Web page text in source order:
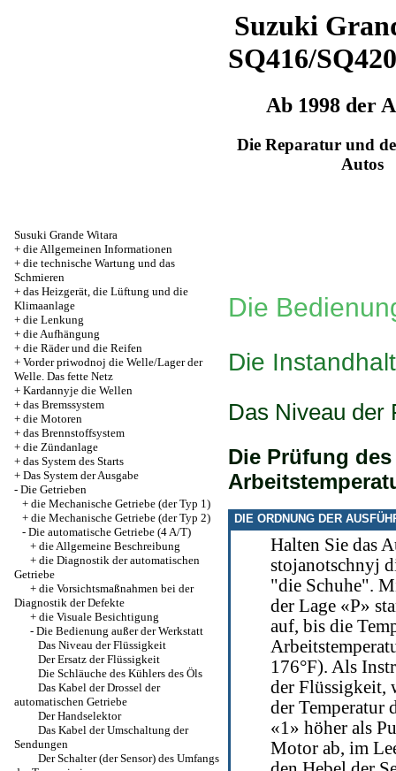
Suzuki
SQ416/
Ab 1998 der
Die Reparatur und
Autos
Susuki Grande Witara
+ die Allgemeinen Informationen
+ die technische Wartung und das
Schmieren
+ das Heizgerät, die Lüftung und die
Klimaanlage
+ die Lenkung
+ die Aufhängung
+ die Räder und die Reifen
+ Vorder priwodnoj die Welle/Lager der
Welle. Das fette Netz
+ Kardannyje die Wellen
+ das Bremssystem
+ die Motoren
+ das Brennstoffsystem
+ die Zündanlage
+ das System des Starts
+ Das System der Ausgabe
- Die Getrieben
+ die Mechanische Getriebe (der Typ 1)
+ die Mechanische Getriebe (der Typ 2)
- Die automatische Getriebe (4 A/T)
+ die Allgemeine Beschreibung
+ die Diagnostik der automatischen
Getriebe
+ die Vorsichtsmaßnahmen bei der
Diagnostik der Defekte
+ die Visuale Besichtigung
- Die Bedienung außer der Werkstatt
Das Niveau der Flüssigkeit
Der Ersatz der Flüssigkeit
Die Schläuche des Kühlers des Öls
Das Kabel der Drossel der
automatischen Getriebe
Der Handselektor
Das Kabel der Umschaltung der
Sendungen
Der Schalter (der Sensor) des Umfangs
Die
Die
Das Niveau der
Die Prüfung
DIE ORDNUNG DER
Halten Sie das
stojanotschnyj
"die Schuhe".
der Lage «P»
auf, bis die
176°F). Als
der Flüssigkeit,
der Temperatur
«1» höher als
Motor ab, im